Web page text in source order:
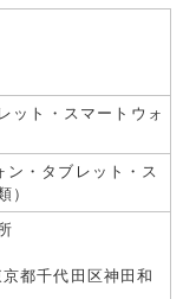
された方へ
ット・スマートウォ
・タブレット・ス
）
都千代田区神田和